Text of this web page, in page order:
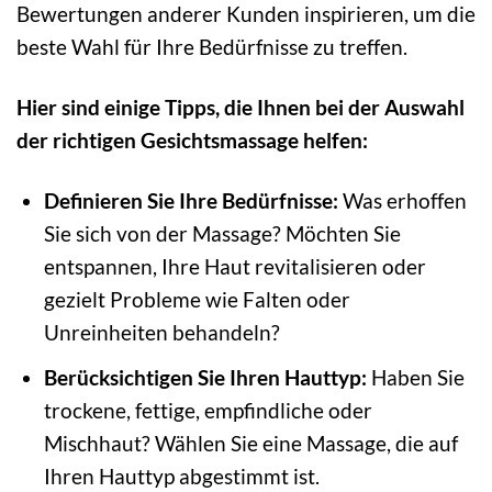
Bewertungen anderer Kunden inspirieren, um die
beste Wahl für Ihre Bedürfnisse zu treffen.
Hier sind einige Tipps, die Ihnen bei der Auswahl
der richtigen Gesichtsmassage helfen:
Definieren Sie Ihre Bedürfnisse: Was erhoffen
Sie sich von der Massage? Möchten Sie
entspannen, Ihre Haut revitalisieren oder
gezielt Probleme wie Falten oder
Unreinheiten behandeln?
Berücksichtigen Sie Ihren Hauttyp: Haben Sie
trockene, fettige, empfindliche oder
Mischhaut? Wählen Sie eine Massage, die auf
Ihren Hauttyp abgestimmt ist.